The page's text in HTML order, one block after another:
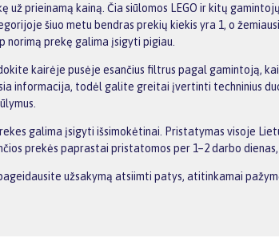
už prieinamą kainą. Čia siūlomos LEGO ir kitų
šiuo metu bendras prekių kiekis yra 1, o
prekę galima įsigyti pigiau.
kairėje pusėje esančius filtrus pagal gamintoją,
informacija, todėl galite greitai įvertinti techninius
galima įsigyti išsimokėtinai. Pristatymas visoje
prekės paprastai pristatomos per 1–2 darbo
užsakymą atsiimti patys, atitinkamai